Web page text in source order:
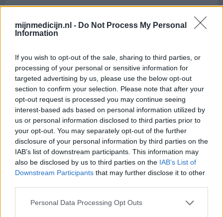
mijnmedicijn.nl - Do Not Process My Personal
Information
If you wish to opt-out of the sale, sharing to third parties, or
processing of your personal or sensitive information for
targeted advertising by us, please use the below opt-out
section to confirm your selection. Please note that after your
opt-out request is processed you may continue seeing
interest-based ads based on personal information utilized by
us or personal information disclosed to third parties prior to
your opt-out. You may separately opt-out of the further
disclosure of your personal information by third parties on the
IAB’s list of downstream participants. This information may
also be disclosed by us to third parties on the IAB’s List of
Downstream Participants that may further disclose it to other
Personal Data Processing Opt Outs
0 reacties
Escitalopram
13-04-2026 | Vrouw | 40
escitalopram (10mg)
Angst & paniekstoornis
Effectiviteit
Hoeveelheid bijwerkingen
Bijwerkingen
verlies van libido
koud nachtelijk zweten
levendige dromen
obstipatie
vermoeidheid
gewichtstoename
Sinds enkele maanden slik ik escitalopram. Begonnen